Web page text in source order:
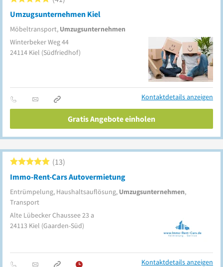
Umzugsunternehmen Kiel
Möbeltransport, Umzugsunternehmen
Winterbeker Weg 44
24114 Kiel (Südfriedhof)
Kontaktdetails anzeigen
Gratis Angebote einholen
Immo-Rent-Cars Autovermietung
Entrümpelung, Haushaltsauflösung, Umzugsunternehmen,
Transport
13
Alte Lübecker Chaussee 23 a
24113 Kiel (Gaarden-Süd)
Kontaktdetails anzeigen